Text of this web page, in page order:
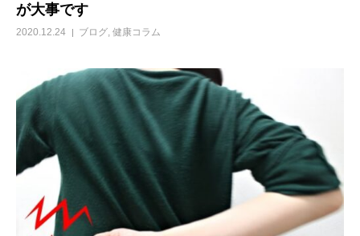
が大事です
2020.12.24 ブログ, 健康コラム
症状別の治療について
院長ブログ
ご予約・お問合せ
アクセス